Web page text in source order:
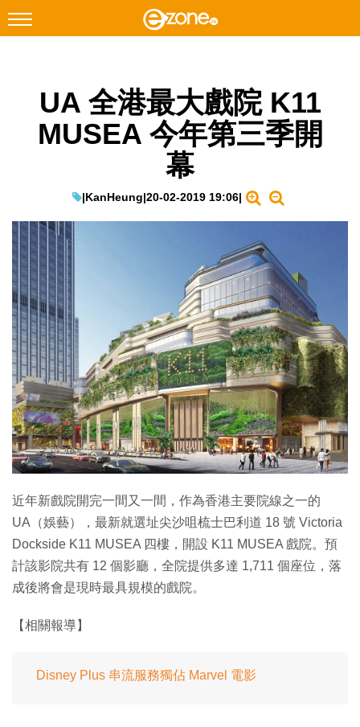
Facebook Instagram
科技焦點
教學評測
EduTech
IT Times
生成式AI與雲端應用
Enterprise Digital Transformation
特集
UA 全港最大戲院 K11
MUSEA 今年第三季開
幕
|KanHeung|20-02-2019 19:06|
近年新戲院開完一間又一間，作為香港主要院線之一的
UA（娛藝），最新就選址尖沙咀梳士巴利道 18 號 Victoria
Dockside K11 MUSEA 四樓，開設 K11 MUSEA 戲院。預
計該影院共有 12 個影廳，全院提供多達 1,711 個座位，落
成後將會是現時最具規模的戲院。
【相關報導】
Disney Plus 串流服務獨佔 Marvel 電影